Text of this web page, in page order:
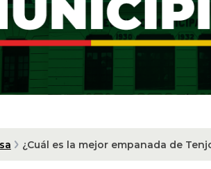
¿Cuál es la mejor empanada de